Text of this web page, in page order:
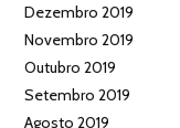
Dezembro 2019
Novembro 2019
Outubro 2019
Setembro 2019
Agosto 2019